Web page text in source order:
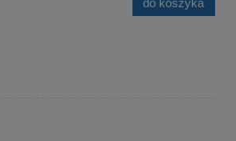
do koszyka